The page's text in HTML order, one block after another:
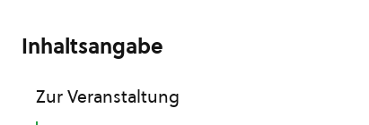
Inhaltsangabe
Zur Veranstaltung